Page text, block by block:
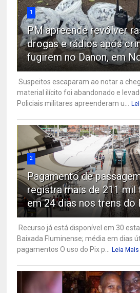
1
PM apreende revólver
drogas e rádios após
fugirem no Danon, em
Suspeitos escaparam ao notar a
material ilícito foi abandonado e
Policiais militares apreenderam u...
2
Pagamento de
registra mais de 211 mil
em 24 dias nos trens do
Recurso já está disponível em 30
Baixada Fluminense; média em dias
pagamentos O uso do Pix p... Leia Mais